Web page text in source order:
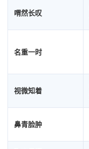
喟然长叹
名重一时
视微知着
鼻青脸肿